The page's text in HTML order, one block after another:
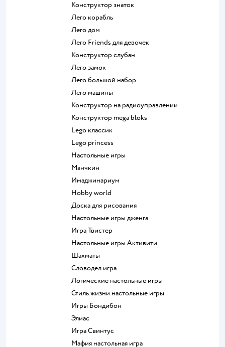
Конструктор знаток
Лего корабль
Лего дом
Лего Friends для девочек
Конструктор слубан
Лего замок
Лего большой набор
Лего машины
Конструктор на радиоуправлении
Конструктор mega bloks
Lego классик
Lego princess
Настольные игры
Манчкин
Имаджинариум
Hobby world
Доска для рисования
Настольные игры дженга
Игра Твистер
Настольные игры Активити
Шахматы
Словодел игра
Логические настольные игры
Стиль жизни настольные игры
Игры Бондибон
Элиас
Игра Свинтус
Мафия настольная игра